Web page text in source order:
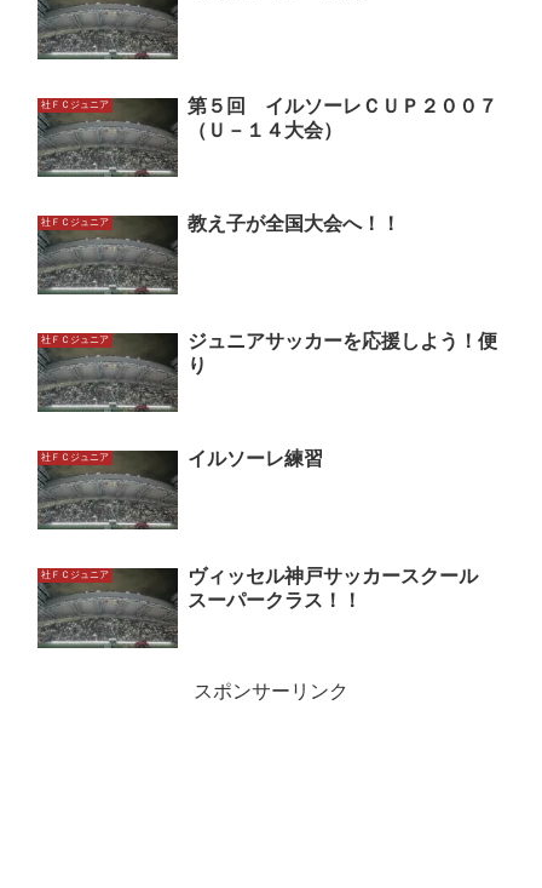
社ＦＣジュニア
第５回 イルソーレＣＵＰ２００７
（Ｕ－１４大会）
社ＦＣジュニア 教え子が全国大会へ！！
社ＦＣジュニア
ジュニアサッカーを応援しよう！便
り
社ＦＣジュニア イルソーレ練習
社ＦＣジュニア
ヴィッセル神戸サッカースクール
スーパークラス！！
スポンサーリンク